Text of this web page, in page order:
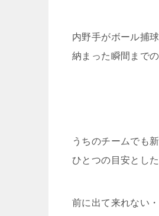
内野手がボール捕
納まった瞬間まで
うちのチームでも
ひとつの目安とした
前に出て来れない